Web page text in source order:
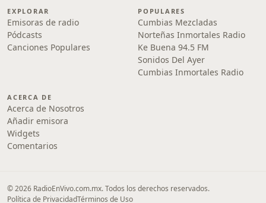
EXPLORAR
Emisoras de radio
Pódcasts
Canciones Populares
POPULARES
Cumbias Mezcladas
Norteñas Inmortales Radio
Ke Buena 94.5 FM
Sonidos Del Ayer
Cumbias Inmortales Radio
ACERCA DE
Acerca de Nosotros
Añadir emisora
Widgets
Comentarios
© 2026 RadioEnVivo.com.mx. Todos los derechos reservados.
Política de PrivacidadTérminos de Uso